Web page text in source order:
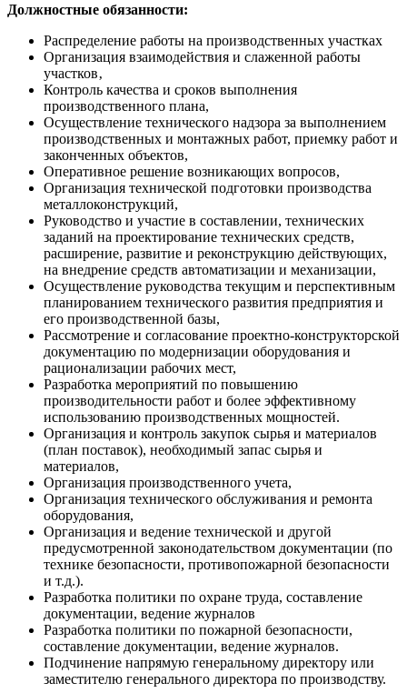
Должностные обязанности:
Распределение работы на производственных участках
Организация взаимодействия и слаженной работы
участков‚
Контроль качества и сроков выполнения
производственного плана,
Осуществление технического надзора за выполнением
производственных и монтажных работ, приемку работ и
законченных объектов,
Оперативное решение возникающих вопросов,
Организация технической подготовки производства
металлоконструкций,
Руководство и участие в составлении, технических
заданий на проектирование технических средств,
расширение, развитие и реконструкцию действующих,
на внедрение средств автоматизации и механизации,
Осуществление руководства текущим и перспективным
планированием технического развития предприятия и
его производственной базы,
Рассмотрение и согласование проектно-конструкторской
документацию по модернизации оборудования и
рационализации рабочих мест,
Разработка мероприятий по повышению
производительности работ и более эффективному
использованию производственных мощностей.
Организация и контроль закупок сырья и материалов
(план поставок), необходимый запас сырья и
материалов,
Организация производственного учета,
Организация технического обслуживания и ремонта
оборудования,
Организация и ведение технической и другой
предусмотренной законодательством документации (по
технике безопасности, противопожарной безопасности
и т.д.).
Разработка политики по охране труда, составление
документации, ведение журналов
Разработка политики по пожарной безопасности,
составление документации, ведение журналов.
Подчинение напрямую генеральному директору или
заместителю генерального директора по производству.